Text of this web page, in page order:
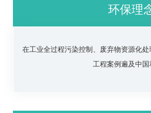
环保理
在工业全过程污染控制、废弃物资源化
工程案例遍及中国